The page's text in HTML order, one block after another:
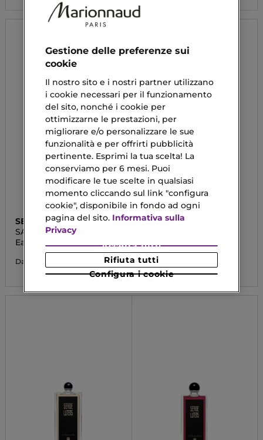
SERGE LUTENS
SANTAL MAJUSCULE
Eau De Parfum
Da
SERGE LUTENS
Da 133,20 €
Gestione delle preferenze sui
cookie
Il nostro sito e i nostri partner utilizzano
i cookie necessari per il funzionamento
del sito, nonché i cookie per
ottimizzarne le prestazioni, per
migliorare e/o personalizzare le sue
funzionalità e per offrirti pubblicità
pertinente. Esprimi la tua scelta! La
conserviamo per 6 mesi. Puoi
modificare le tue scelte in qualsiasi
momento cliccando sul link "configura
cookie", disponibile in fondo ad ogni
pagina del sito. Informativa sulla
Privacy
Configura i cookie
Rifiuta tutti
Accetta tutti